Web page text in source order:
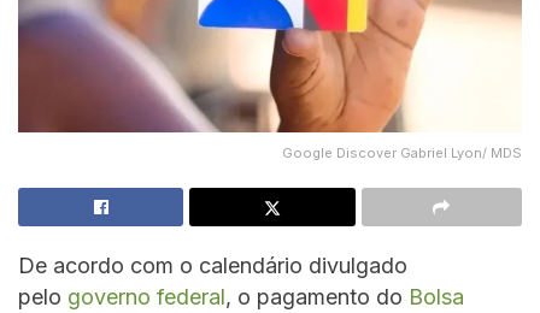
Google Discover Gabriel Lyon/ MDS
De acordo com o calendário divulgado
pelo governo federal, o pagamento do Bolsa